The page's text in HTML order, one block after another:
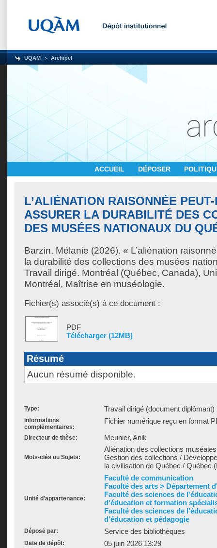
UQAM Archipel
ACCUEIL DÉPOSER
L’ALIÉNATION RAISONNÉE
ASSURER LA DURABILITÉ DES
DES MUSÉES NATIONAUX DU
Barzin, Mélanie (2026). « L’aliénation
la durabilité des collections des musées
Travail dirigé. Montréal (Québec, Canada),
Montréal, Maîtrise en muséologie.
Fichier(s) associé(s) à ce document :
PDF
Télécharger (12MB)
Résumé
Aucun résumé disponible.
Type: Travail dirigé (document diplômant)
Informations
complémentaires:
Fichier numérique reçu en format
Directeur de thèse: Meunier, Anik
Mots-clés ou Sujets:
Aliénation des collections
Gestion des collections /
la civilisation de Québec / Québec
Unité d'appartenance:
Faculté de communication
Faculté des arts > Département
Faculté des sciences de
d'éducation et formation
Faculté des sciences de
d'éducation et pédagogie
Déposé par: Service des bibliothèques
Date de dépôt: 05 juin 2026 13:29